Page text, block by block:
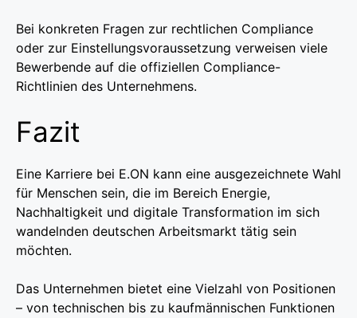
Bei konkreten Fragen zur rechtlichen Compliance
oder zur Einstellungsvoraussetzung verweisen viele
Bewerbende auf die offiziellen Compliance-
Richtlinien des Unternehmens.
Fazit
Eine Karriere bei E.ON kann eine ausgezeichnete Wahl
für Menschen sein, die im Bereich Energie,
Nachhaltigkeit und digitale Transformation im sich
wandelnden deutschen Arbeitsmarkt tätig sein
möchten.
Das Unternehmen bietet eine Vielzahl von Positionen
– von technischen bis zu kaufmännischen Funktionen